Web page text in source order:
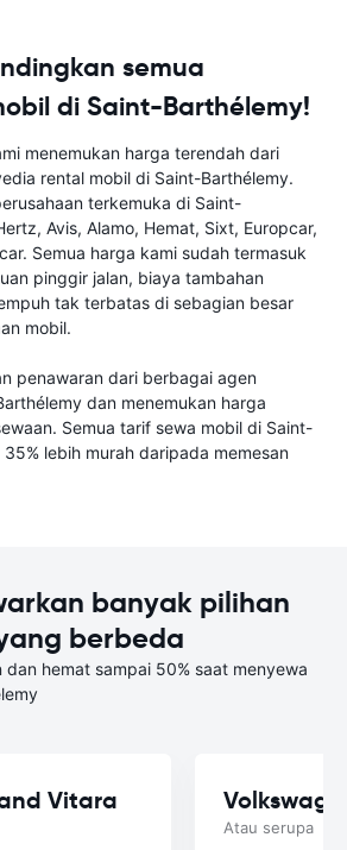
semua
di Saint-Barthélemy!
menemukan harga terendah dari
rental mobil di Saint-Barthélemy.
terkemuka di Saint-
Avis, Alamo, Hemat, Sixt, Europcar,
Semua harga kami sudah termasuk
pinggir jalan, biaya tambahan
tak terbatas di sebagian besar
mobil.
penawaran dari berbagai agen
dan menemukan harga
Semua tarif sewa mobil di Saint-
lebih murah daripada memesan
banyak pilihan
berbeda
hemat sampai 50% saat menyewa
Vitara
Atau serupa